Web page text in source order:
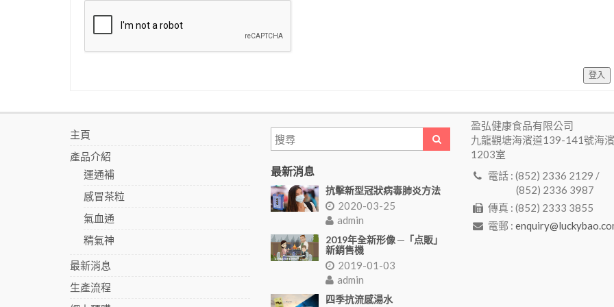
登入
主頁
產品介紹
運通補
感冒茶粒
氣血通
精氣神
最新消息
生產流程
最新消息
抗擊新型冠狀病毒肺炎方法
2020-03-25
admin
2019年全新形像 ─「点販」
新銷售機
2019-01-03
admin
四季抗流感湯水
盈弘健康食品有限公司
九龍觀塘海濱道139-141號海
1203室
電話 : (852) 2336 2129 /
(852) 2336 3987
傳真 : (852) 2333 3855
電郵 :